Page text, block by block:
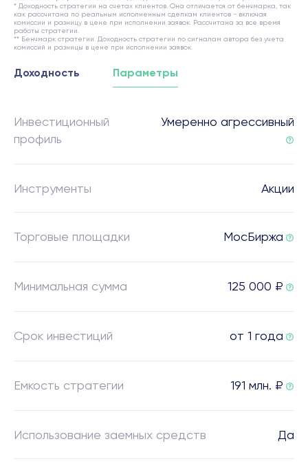
* Доходность стратегии на счетах клиентов. Она отличается от бенчмарка, так
как рассчитана по реальным исполненным сделкам клиентов - включая
комиссии и разницу в цене при исполнении заявок. Рассчитана за все время
работы стратегии.
** Бенчмарк стратегии. Доходность стратегии по сигналам автора без учета
комиссий и разницы в цене при исполнении заявок.
Доходность Параметры
Инвестиционный
профиль
Умеренно агрессивный
Инструменты Акции
Торговые площадки МосБиржа
Минимальная сумма 125 000 ₽
Срок инвестиций от 1 года
Емкость стратегии 191 млн. ₽
Использование заемных средств Да